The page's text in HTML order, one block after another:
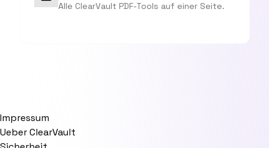
Alle ClearVault PDF-Tools auf einer Seite.
Impressum
Ueber ClearVault